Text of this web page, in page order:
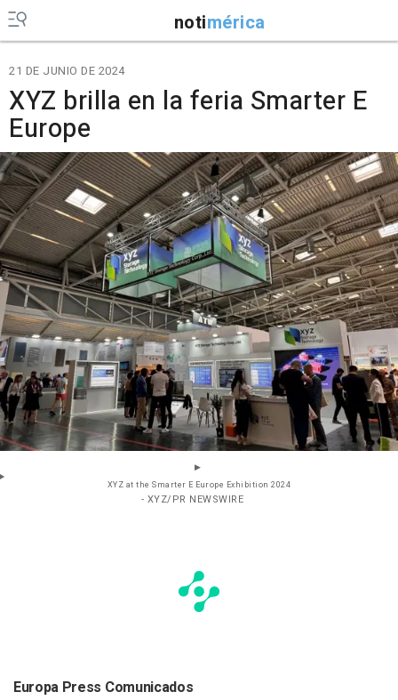
notimérica
21 DE JUNIO DE 2024
XYZ brilla en la feria Smarter E
Europe
XYZ at the Smarter E Europe Exhibition 2024
- XYZ/PR NEWSWIRE
Europa Press Comunicados